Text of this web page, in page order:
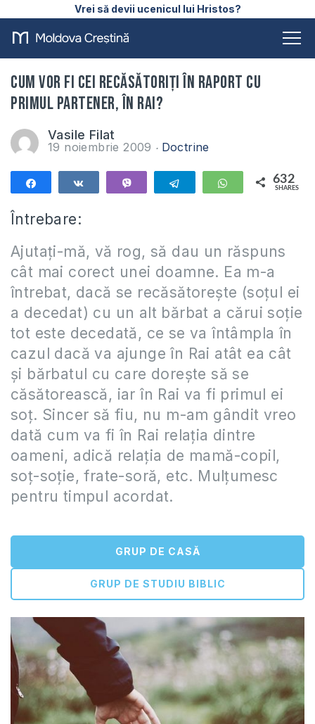
Vrei să devii ucenicul lui Hristos?
Cum vor fi cei recăsătoriţi în raport cu
primul partener, în Rai?
Vasile Filat
19 noiembrie 2009 Doctrine
Telegram WhatsApp
632
SHARES
Întrebare:
Ajutaţi-mă, vă rog, să dau un răspuns
cât mai corect unei doamne. Ea m-a
întrebat, dacă se recăsătoreşte (soţul ei
a decedat) cu un alt bărbat a cărui soţie
tot este decedată, ce se va întâmpla în
cazul dacă va ajunge în Rai atât ea cât
şi bărbatul cu care doreşte să se
căsătorească, iar în Rai va fi primul ei
soţ. Sincer să fiu, nu m-am gândit vreo
dată cum va fi în Rai relaţia dintre
oameni, adică relaţia de mamă-copil,
soţ-soţie, frate-soră, etc. Mulţumesc
pentru timpul acordat.
GRUP DE CASĂ
GRUP DE STUDIU BIBLIC